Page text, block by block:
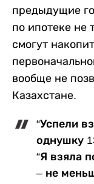
предыдущие
по ипотеке не
смогут
вообще не
Казахстане.
“Успели
однушку
“Я взяла
– не